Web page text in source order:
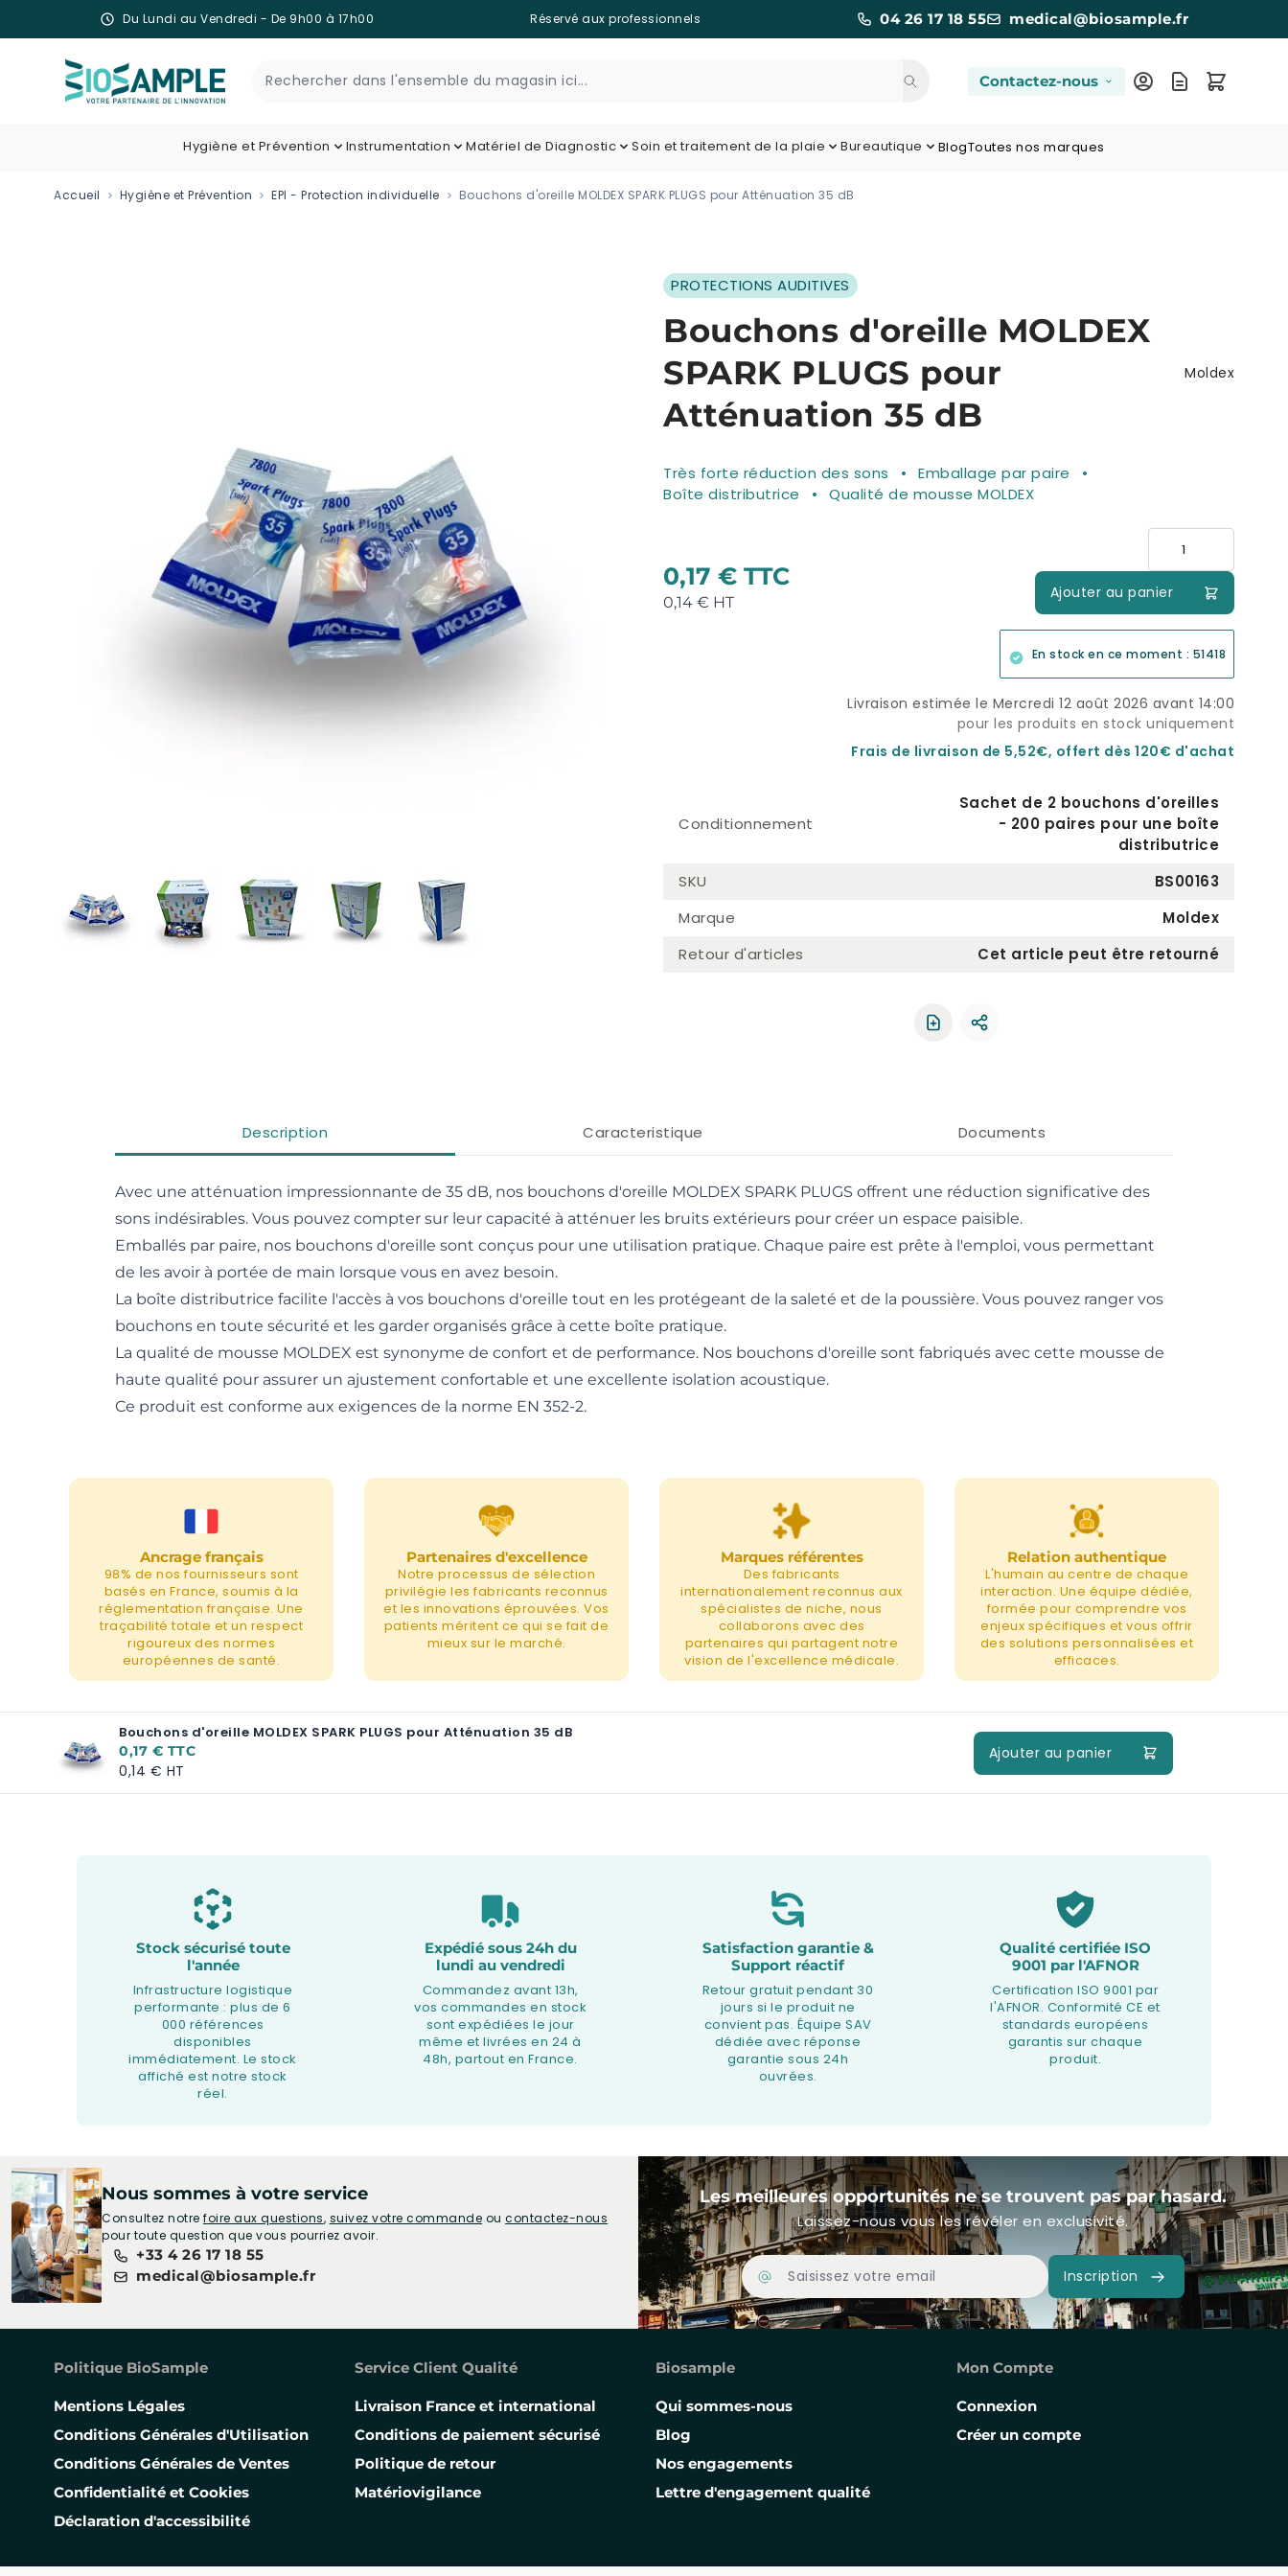
Du Lundi au Vendredi - De 9h00 à 17h00 Réservé aux professionnels 04 26 17 18 55
medical@biosample.fr
Contactez-nous
Hygiène et Prévention Instrumentation Matériel de Diagnostic Soin et traitement de la plaie Bureautique BlogToutes nos marques
Accueil Hygiène et Prévention EPI - Protection individuelle Bouchons d'oreille MOLDEX SPARK PLUGS pour Atténuation 35 dB
PROTECTIONS AUDITIVES
Bouchons d'oreille MOLDEX
SPARK PLUGS pour
Atténuation 35 dB
Moldex
View larger imageView larger imageView larger imageView larger imageView larger image
Très forte réduction des sons
Emballage par paire
Boîte distributrice
Qualité de mousse MOLDEX
0,17 €
0,14 €
Ajouter au panier
En stock en ce moment : 51418
Livraison estimée le Mercredi 12 août 2026 avant 14:00
pour les produits en stock uniquement
Frais de livraison de 5,52€, offert dès 120€ d'achat
Conditionnement
Sachet de 2 bouchons d'oreilles
- 200 paires pour une boîte
distributrice
SKU
BS00163
Marque
Moldex
Retour d'articles
Cet article peut être retourné
Partager le produit
Description Caracteristique Documents
Avec une atténuation impressionnante de 35 dB, nos bouchons d'oreille MOLDEX SPARK PLUGS offrent une réduction significative des
sons indésirables. Vous pouvez compter sur leur capacité à atténuer les bruits extérieurs pour créer un espace paisible.
Emballés par paire, nos bouchons d'oreille sont conçus pour une utilisation pratique. Chaque paire est prête à l'emploi, vous permettant
de les avoir à portée de main lorsque vous en avez besoin.
La boîte distributrice facilite l'accès à vos bouchons d'oreille tout en les protégeant de la saleté et de la poussière. Vous pouvez ranger vos
bouchons en toute sécurité et les garder organisés grâce à cette boîte pratique.
La qualité de mousse MOLDEX est synonyme de confort et de performance. Nos bouchons d'oreille sont fabriqués avec cette mousse de
haute qualité pour assurer un ajustement confortable et une excellente isolation acoustique.
Ce produit est conforme aux exigences de la norme EN 352-2.
Ancrage français
98% de nos fournisseurs sont
basés en France, soumis à la
réglementation française. Une
traçabilité totale et un respect
rigoureux des normes
européennes de santé.
Partenaires d'excellence
Notre processus de sélection
privilégie les fabricants reconnus
et les innovations éprouvées. Vos
patients méritent ce qui se fait de
mieux sur le marché.
Marques référentes
Des fabricants
internationalement reconnus aux
spécialistes de niche, nous
collaborons avec des
partenaires qui partagent notre
vision de l'excellence médicale.
Relation authentique
L'humain au centre de chaque
interaction. Une équipe dédiée,
formée pour comprendre vos
enjeux spécifiques et vous offrir
des solutions personnalisées et
efficaces.
Bouchons d'oreille MOLDEX SPARK PLUGS pour Atténuation 35 dB
0,17 €
0,14 €
Ajouter au panier
Stock sécurisé toute
l'année
Infrastructure logistique
performante : plus de 6
000 références
disponibles
immédiatement. Le stock
affiché est notre stock
réel.
Expédié sous 24h du
lundi au vendredi
Commandez avant 13h,
vos commandes en stock
sont expédiées le jour
même et livrées en 24 à
48h, partout en France.
Satisfaction garantie &
Support réactif
Retour gratuit pendant 30
jours si le produit ne
convient pas. Équipe SAV
dédiée avec réponse
garantie sous 24h
ouvrées.
Qualité certifiée ISO
9001 par l'AFNOR
Certification ISO 9001 par
l'AFNOR. Conformité CE et
standards européens
garantis sur chaque
produit.
Nous sommes à votre service
Consultez notrefoire aux questions, suivez votre commande oucontactez-nous
pour toute question que vous pourriez avoir.
+33 4 26 17 18 55
medical@biosample.fr
Les meilleures opportunités ne se trouvent pas par hasard.
Laissez-nous vous les révéler en exclusivité.
Adresse Email
Inscription
Politique BioSample
Mentions Légales
Conditions Générales d'Utilisation
Conditions Générales de Ventes
Confidentialité et Cookies
Déclaration d'accessibilité
Service Client Qualité
Livraison France et international
Conditions de paiement sécurisé
Politique de retour
Matériovigilance
Biosample
Qui sommes-nous
Blog
Nos engagements
Lettre d'engagement qualité
Mon Compte
Connexion
Créer un compte